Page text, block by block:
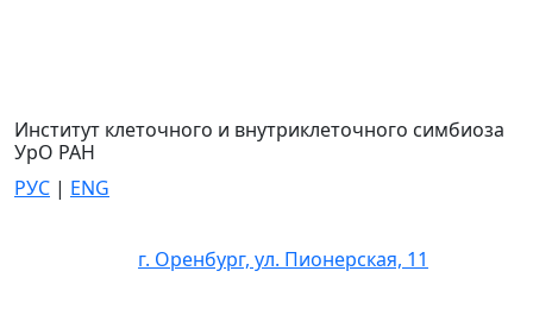
Институт клеточного и внутриклеточного симбиоза
УрО РАН
РУС | ENG
г. Оренбург, ул. Пионерская, 11